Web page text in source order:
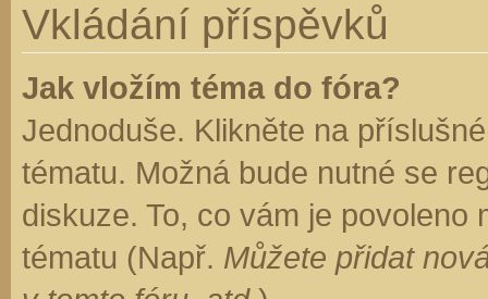
Vkládání příspěvků
Jak vložím téma do fóra?
Jednoduše. Klikněte na
tématu. Možná bude nutné se
diskuze. To, co vám je
tématu (Např. Můžete přidat